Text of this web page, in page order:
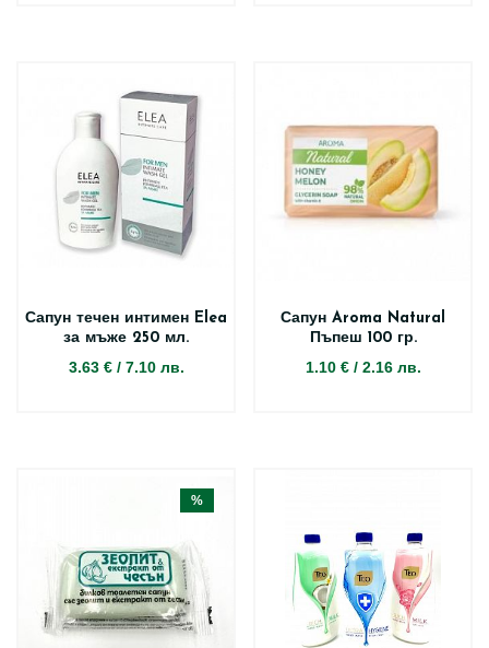
Сапун течен интимен Elea
за мъже 250 мл.
3.63 €/ 7.10 лв.
Сапун Aroma Natural
Пъпеш 100 гр.
1.10 €/ 2.16 лв.
%